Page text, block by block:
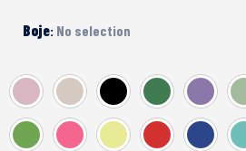
Boje: No selection